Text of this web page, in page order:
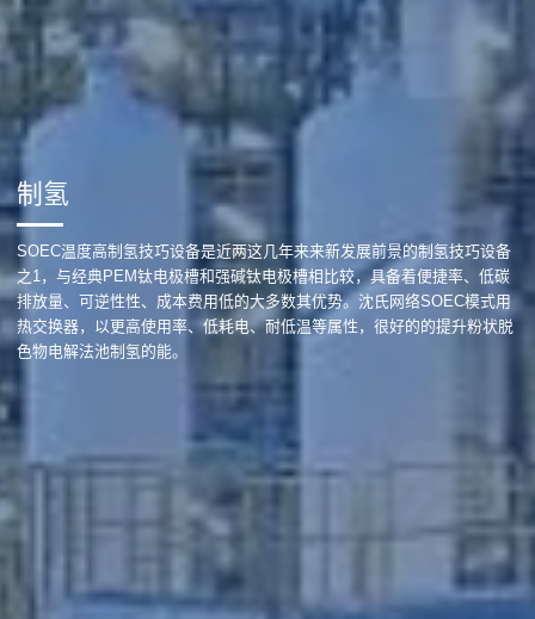
制氢
SOEC温度高制氢技巧设备是近两这几年来来新发展前景的制氢技巧设备
之1，与经典PEM钛电极槽和强碱钛电极槽相比较，具备着便捷率、低碳
排放量、可逆性性、成本费用低的大多数其优势。沈氏网络SOEC模式用
热交换器，以更高使用率、低耗电、耐低温等属性，很好的的提升粉状脱
色物电解法池制氢的能。